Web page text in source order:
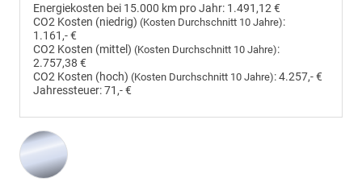
Energiekosten bei 15.000 km pro Jahr: 1.491,12 €
CO2 Kosten (niedrig) (Kosten Durchschnitt 10 Jahre):
1.161,- €
CO2 Kosten (mittel) (Kosten Durchschnitt 10 Jahre):
2.757,38 €
CO2 Kosten (hoch) (Kosten Durchschnitt 10 Jahre):4.257,- €
Jahressteuer:71,- €